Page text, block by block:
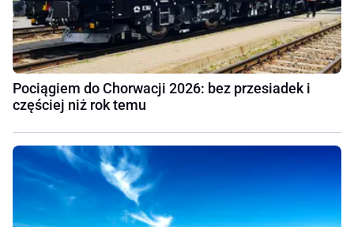
Pociągiem do Chorwacji 2026: bez przesiadek i
częściej niż rok temu